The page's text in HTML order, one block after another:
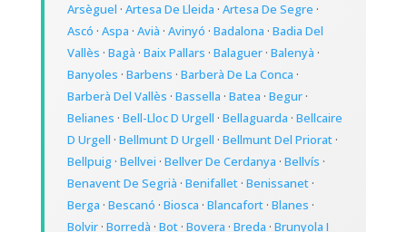
Arsèguel · Artesa De Lleida · Artesa De Segre ·
Ascó · Aspa · Avià · Avinyó · Badalona · Badia Del
Vallès · Bagà · Baix Pallars · Balaguer· Balenyà ·
Banyoles · Barbens · Barberà De La Conca ·
Barberà Del Vallès · Bassella · Batea · Begur·
Belianes · Bell-Lloc D Urgell · Bellaguarda · Bellcaire
D Urgell · Bellmunt D Urgell · Bellmunt Del Priorat·
Bellpuig· Bellvei · Bellver De Cerdanya · Bellvís ·
Benavent De Segrià · Benifallet· Benissanet·
Berga · Bescanó · Biosca · Blancafort· Blanes ·
Bolvir· Borredà · Bot· Bovera · Breda · Brunyola I